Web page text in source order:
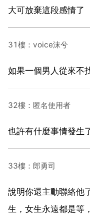
大可放棄這段感情了
31樓：voice沫兮
如果一個男人從來不
32樓：匿名使用者
也許有什麼事情發生
33樓：郎勇司
說明你還主動聯絡他
生，女生永遠都是等